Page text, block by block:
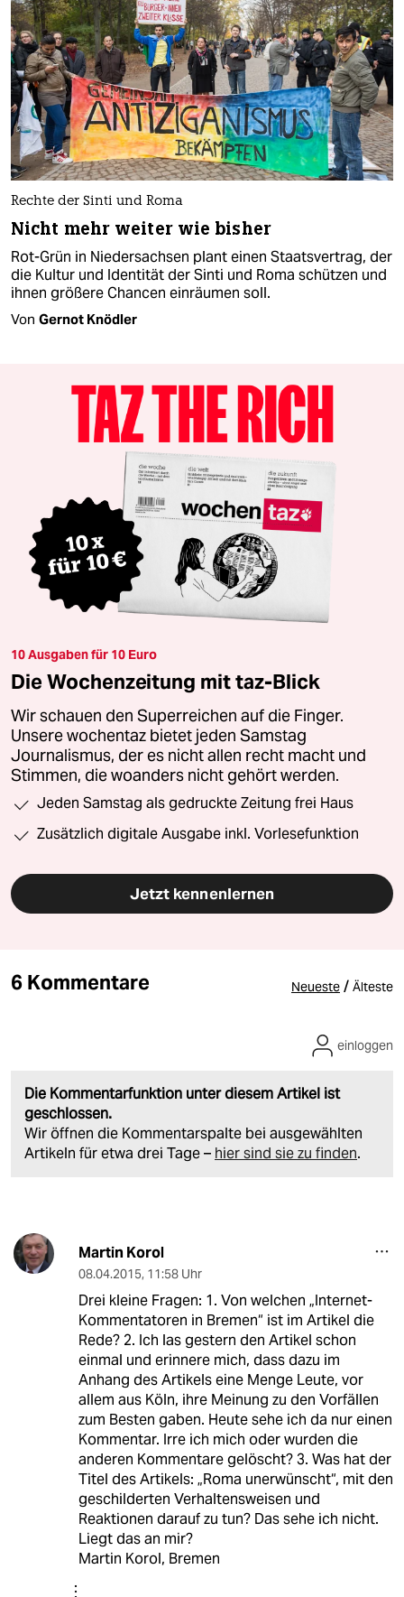
Rechte der Sinti und Roma
Nicht mehr weiter wie bisher
Rot-Grün in Niedersachsen plant einen Staatsvertrag, der
die Kultur und Identität der Sinti und Roma schützen und
ihnen größere Chancen einräumen soll.
Von Gernot Knödler
10 Ausgaben für 10 Euro
Die Wochenzeitung mit taz-Blick
Wir schauen den Superreichen auf die Finger.
Unsere wochentaz bietet jeden Samstag
Journalismus, der es nicht allen recht macht und
Stimmen, die woanders nicht gehört werden.
Jeden Samstag als gedruckte Zeitung frei Haus
Zusätzlich digitale Ausgabe inkl. Vorlesefunktion
Jetzt kennenlernen
6 Kommentare Neueste / Älteste
Die Kommentarfunktion unter diesem Artikel ist
geschlossen.
Wir öffnen die Kommentarspalte bei ausgewählten
Artikeln für etwa drei Tage – hier sind sie zu finden.
einloggen
Martin Korol
08.04.2015, 11:58 Uhr
Drei kleine Fragen: 1. Von welchen „Internet-
Kommentatoren in Bremen“ ist im Artikel die
Rede? 2. Ich las gestern den Artikel schon
einmal und erinnere mich, dass dazu im
Anhang des Artikels eine Menge Leute, vor
allem aus Köln, ihre Meinung zu den Vorfällen
zum Besten gaben. Heute sehe ich da nur einen
Kommentar. Irre ich mich oder wurden die
anderen Kommentare gelöscht? 3. Was hat der
Titel des Artikels: „Roma unerwünscht“, mit den
geschilderten Verhaltensweisen und
Reaktionen darauf zu tun? Das sehe ich nicht.
Liegt das an mir?
Martin Korol, Bremen